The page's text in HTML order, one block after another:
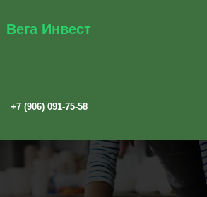
Вега Инвест
+7 (906) 091-75-58